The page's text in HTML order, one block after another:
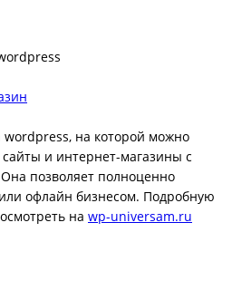
на которой можно
и интернет-магазины с
позволяет полноценно
офлайн бизнесом. Подробную
на wp-universam.ru